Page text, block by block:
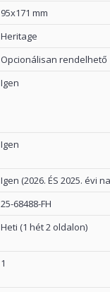
95x171 mm
Heritage
Opcionálisan rendelhető
Igen
Igen
Igen (2026. ÉS 2025. évi
25-68488-FH
Heti (1 hét 2 oldalon)
1